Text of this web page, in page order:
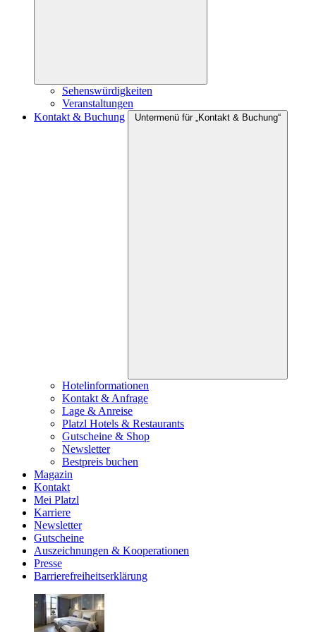
Sehenswürdigkeiten
Veranstaltungen
Kontakt & Buchung
Untermenü für „Kontakt & Buchung“
Hotelinformationen
Kontakt & Anfrage
Lage & Anreise
Platzl Hotels & Restaurants
Gutscheine & Shop
Newsletter
Bestpreis buchen
Magazin
Kontakt
Mei Platzl
Karriere
Newsletter
Gutscheine
Auszeichnungen & Kooperationen
Presse
Barrierefreiheitserklärung